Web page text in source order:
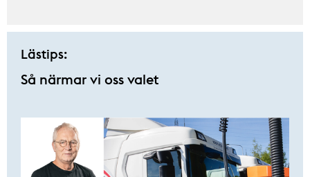
Lästips:
Så närmar vi oss valet